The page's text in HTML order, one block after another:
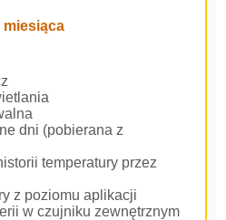
miesiąca
dni (pobierana z
temperatury przez
z poziomu aplikacji
w czujniku zewnętrznym